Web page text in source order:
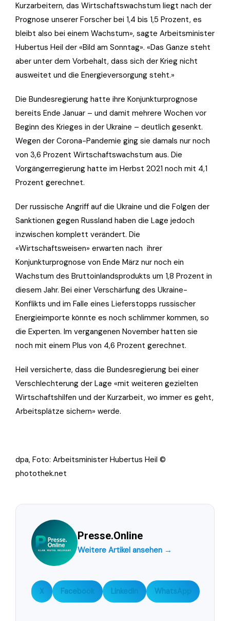
Kurzarbeitern, das Wirtschaftswachstum liegt nach der
Prognose unserer Forscher bei 1,4 bis 1,5 Prozent, es
bleibt also bei einem Wachstum», sagte Arbeitsminister
Hubertus Heil der «Bild am Sonntag». «Das Ganze steht
aber unter dem Vorbehalt, dass sich der Krieg nicht
ausweitet und die Energieversorgung steht.»
Die Bundesregierung hatte ihre Konjunkturprognose
bereits Ende Januar – und damit mehrere Wochen vor
Beginn des Krieges in der Ukraine – deutlich gesenkt.
Wegen der Corona-Pandemie ging sie damals nur noch
von 3,6 Prozent Wirtschaftswachstum aus. Die
Vorgängerregierung hatte im Herbst 2021 noch mit 4,1
Prozent gerechnet.
Der russische Angriff auf die Ukraine und die Folgen der
Sanktionen gegen Russland haben die Lage jedoch
inzwischen komplett verändert. Die
«Wirtschaftsweisen» erwarten nach ihrer
Konjunkturprognose von Ende März nur noch ein
Wachstum des Bruttoinlandsprodukts um 1,8 Prozent in
diesem Jahr. Bei einer Verschärfung des Ukraine-
Konflikts und im Falle eines Lieferstopps russischer
Energieimporte könnte es noch schlimmer kommen, so
die Experten. Im vergangenen November hatten sie
noch mit einem Plus von 4,6 Prozent gerechnet.
Heil versicherte, dass die Bundesregierung bei einer
Verschlechterung der Lage «mit weiteren gezielten
Wirtschaftshilfen und der Kurzarbeit, wo immer es geht,
Arbeitsplätze sichern» werde.
dpa, Foto: Arbeitsminister Hubertus Heil ©
photothek.net
Presse.Online
Weitere Artikel ansehen →
X Facebook LinkedIn WhatsApp